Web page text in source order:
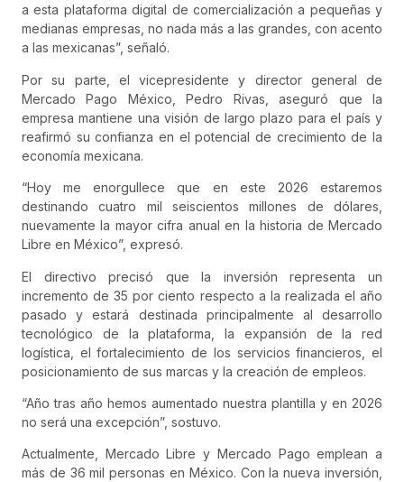
a esta plataforma digital de comercialización a pequeñas y
medianas empresas, no nada más a las grandes, con acento
a las mexicanas”, señaló.
Por su parte, el vicepresidente y director general de
Mercado Pago México, Pedro Rivas, aseguró que la
empresa mantiene una visión de largo plazo para el país y
reafirmó su confianza en el potencial de crecimiento de la
economía mexicana.
“Hoy me enorgullece que en este 2026 estaremos
destinando cuatro mil seiscientos millones de dólares,
nuevamente la mayor cifra anual en la historia de Mercado
Libre en México”, expresó.
El directivo precisó que la inversión representa un
incremento de 35 por ciento respecto a la realizada el año
pasado y estará destinada principalmente al desarrollo
tecnológico de la plataforma, la expansión de la red
logística, el fortalecimiento de los servicios financieros, el
posicionamiento de sus marcas y la creación de empleos.
“Año tras año hemos aumentado nuestra plantilla y en 2026
no será una excepción”, sostuvo.
Actualmente, Mercado Libre y Mercado Pago emplean a
más de 36 mil personas en México. Con la nueva inversión,